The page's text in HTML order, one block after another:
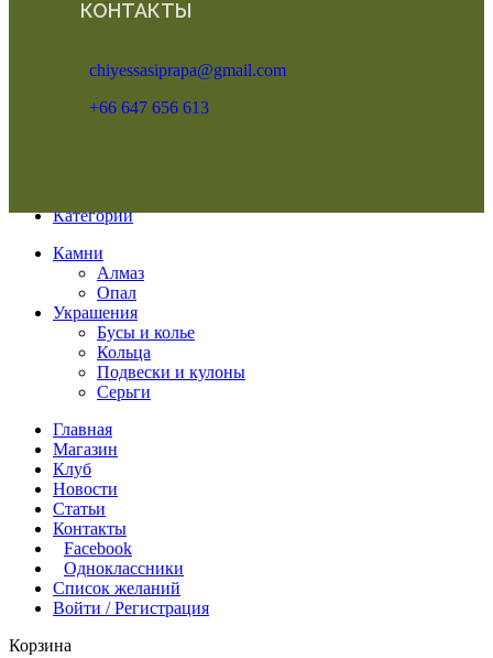
КОНТАКТЫ
chiyessasiprapa@gmail.com
+66 647 656 613
Категории
Камни
Алмаз
Опал
Украшения
Бусы и колье
Кольца
Подвески и кулоны
Серьги
Главная
Магазин
Клуб
Новости
Статьи
Контакты
Facebook
Одноклассники
Список желаний
Войти / Регистрация
Корзина